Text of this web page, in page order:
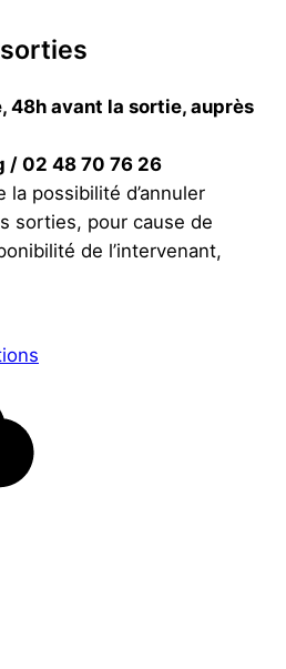
avant la sortie, auprès
/ 02 48 70 76 26
la possibilité d’annuler
sorties, pour cause de
de l’intervenant,